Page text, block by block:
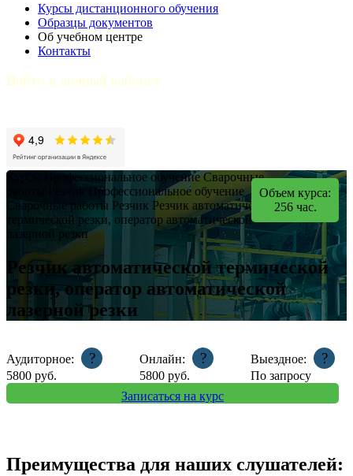
Курсы дистанционного обучения
Образцы документов
Об учебном центре
Контакты
Войти в личный кабинет
Курсы Профессиональное обучениеСварочные
Резчик
Профессиональное обучение
Сварочные работы Резчик Резчик автоматической
термической резки, оператор автоматической
лазерной резки
Резчик автоматической термической
резки, оператор автоматической
лазерной резки
Аудиторное: ?
5800 руб.
Онлайн: ?
5800 руб.
Выездное: ?
По запросу
Записаться на курс
Объем курса:
256 час.
Преимущества для наших слушателей: